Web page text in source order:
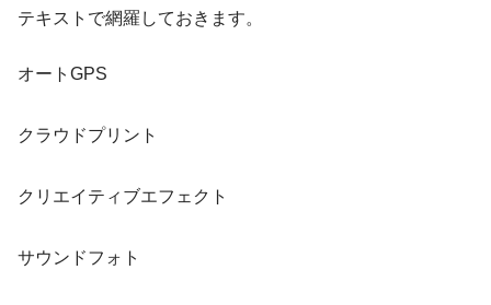
テキストで網羅しておきます。
オートGPS
クラウドプリント
クリエイティブエフェクト
サウンドフォト